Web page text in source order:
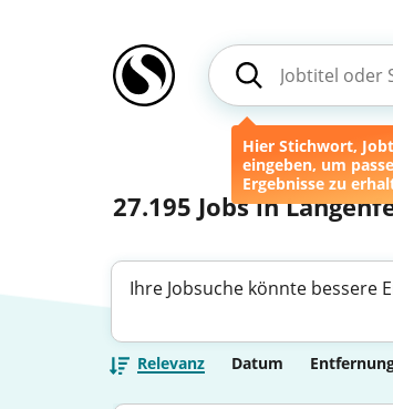
Hier Stichwort,
eingeben, um
Ergebnisse zu
27.195 Jobs in
Ihre Jobsuche könnte bessere
Relevanz Datum